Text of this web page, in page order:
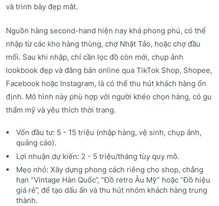
và trình bày đẹp mắt.
Nguồn hàng second-hand hiện nay khá phong phú, có thể
nhập từ các kho hàng thùng, chợ Nhật Tảo, hoặc chợ đầu
mối. Sau khi nhập, chỉ cần lọc đồ còn mới, chụp ảnh
lookbook đẹp và đăng bán online qua TikTok Shop, Shopee,
Facebook hoặc Instagram, là có thể thu hút khách hàng ổn
định. Mô hình này phù hợp với người khéo chọn hàng, có gu
thẩm mỹ và yêu thích thời trang.
Vốn đầu tư: 5 - 15 triệu (nhập hàng, vệ sinh, chụp ảnh,
quảng cáo).
Lợi nhuận dự kiến: 2 - 5 triệu/tháng tùy quy mô.
Mẹo nhỏ: Xây dựng phong cách riêng cho shop, chẳng
hạn “Vintage Hàn Quốc”, “Đồ retro Âu Mỹ” hoặc “Đồ hiệu
giá rẻ”, để tạo dấu ấn và thu hút nhóm khách hàng trung
thành.